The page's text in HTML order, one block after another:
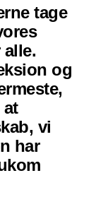
tage
og
vi
har